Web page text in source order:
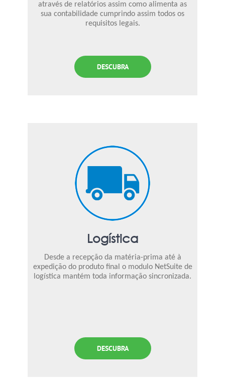
através de relatórios assim como alimenta as
sua contabilidade cumprindo assim todos os
requisitos legais.
DESCUBRA
Logística
Desde a recepção da matéria-prima até à
expedição do produto final o modulo NetSuite de
logística mantém toda informação sincronizada.
DESCUBRA